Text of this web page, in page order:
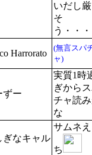
いだし
そ
う・・
Harrorato
(無言スパ
ャ)
ずー
実質1時
ぎから
チャ読
な
ぎなキャル
サムネ
ち